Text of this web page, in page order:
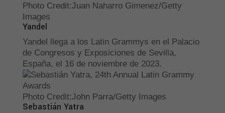
Photo Credit:Juan Naharro Gimenez/Getty
Images
Yandel
Yandel llega a los Latin Grammys en el Palacio
de Congresos y Exposiciones de Sevilla,
España, el 16 de noviembre de 2023.
Photo Credit:John Parra/Getty Images
Sebastián Yatra